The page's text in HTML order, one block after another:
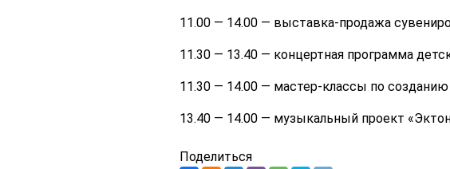
11.00 — 14.00 — выставка-продажа
11.30 — 13.40 — концертная программа
11.30 — 14.00 — мастер-классы по
13.40 — 14.00 — музыкальный проект
Поделиться